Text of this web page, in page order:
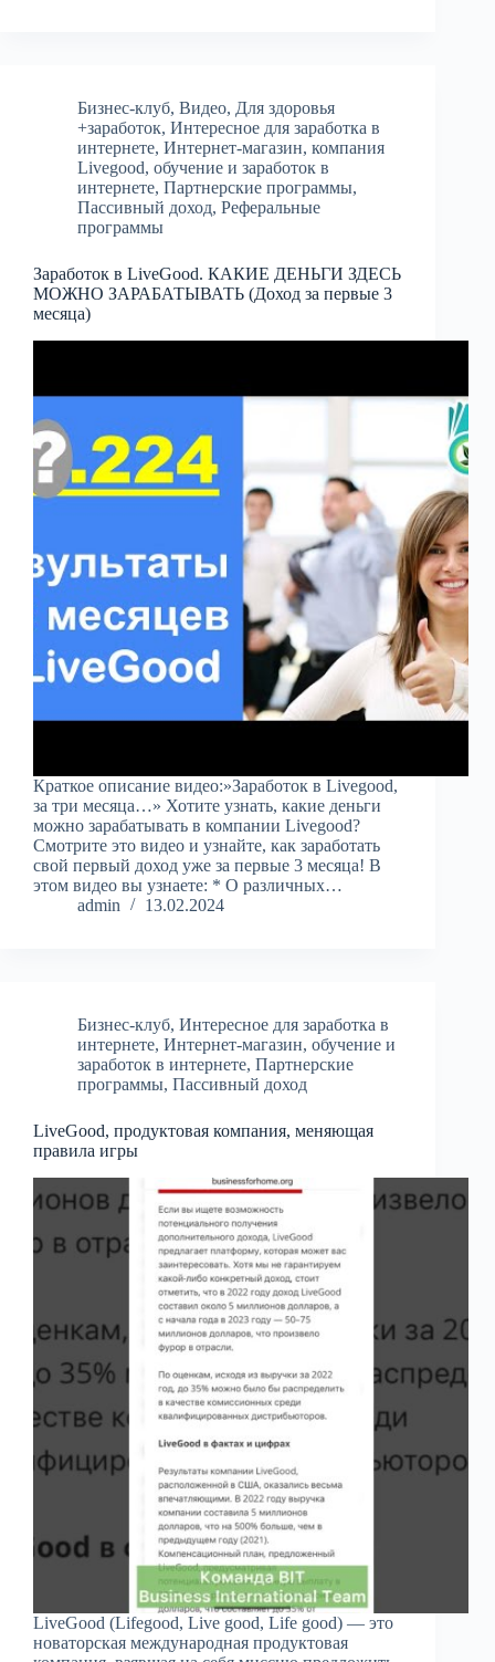
Бизнес-клуб, Видео, Для здоровья
+заработок, Интересное для заработка в
интернете, Интернет-магазин, компания
Livegood, обучение и заработок в
интернете, Партнерские программы,
Пассивный доход, Реферальные
программы
Заработок в LiveGood. КАКИЕ ДЕНЬГИ ЗДЕСЬ
МОЖНО ЗАРАБАТЫВАТЬ (Доход за первые 3
месяца)
Краткое описание видео:»Заработок в Livegood,
за три месяца…» Хотите узнать, какие деньги
можно зарабатывать в компании Livegood?
Смотрите это видео и узнайте, как заработать
свой первый доход уже за первые 3 месяца! В
этом видео вы узнаете: * О различных…
admin
13.02.2024
Бизнес-клуб, Интересное для заработка в
интернете, Интернет-магазин, обучение и
заработок в интернете, Партнерские
программы, Пассивный доход
LiveGood, продуктовая компания, меняющая
правила игры
LiveGood (Lifegood, Live good, Life good) — это
новаторская международная продуктовая